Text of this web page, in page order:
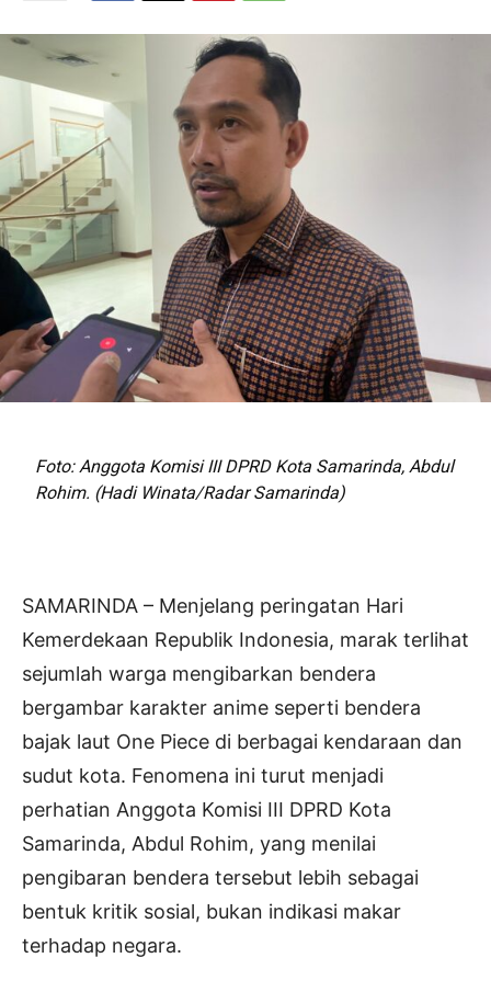
Foto: Anggota Komisi III DPRD Kota Samarinda, Abdul
Rohim. (Hadi Winata/Radar Samarinda)
SAMARINDA – Menjelang peringatan Hari
Kemerdekaan Republik Indonesia, marak terlihat
sejumlah warga mengibarkan bendera
bergambar karakter anime seperti bendera
bajak laut One Piece di berbagai kendaraan dan
sudut kota. Fenomena ini turut menjadi
perhatian Anggota Komisi III DPRD Kota
Samarinda, Abdul Rohim, yang menilai
pengibaran bendera tersebut lebih sebagai
bentuk kritik sosial, bukan indikasi makar
terhadap negara.